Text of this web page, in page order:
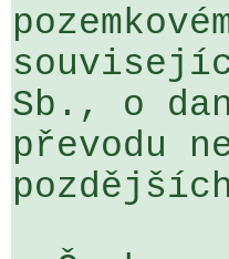
Sb., o
převodu